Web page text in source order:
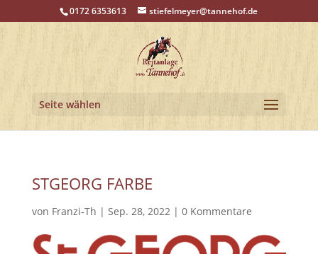
0172 6353613 stiefelmeyer@tannehof.de
Seite wählen
STGEORG FARBE
von Franzi-Th | Sep. 28, 2022| 0 Kommentare